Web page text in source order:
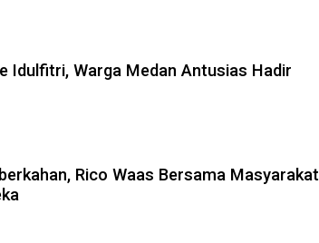
Idulfitri, Warga Medan Antusias Hadir
Rico Waas Bersama Masyarakat